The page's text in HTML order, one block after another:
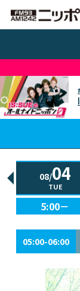
08/04
TUE
5:00－
05:00-06:00